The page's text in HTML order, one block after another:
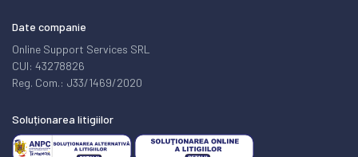
Date companie
Online Support Services SRL
CUI: 43278826
Reg. Com.: J33/1469/2020
Soluționarea litigiilor